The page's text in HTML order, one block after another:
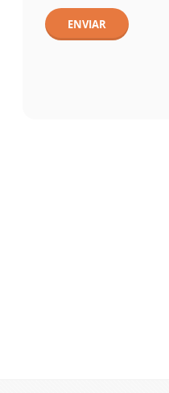
ENVIAR